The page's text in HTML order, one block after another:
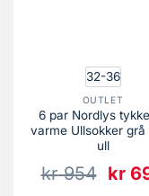
32-36
OUTLET
6 par Nordlys
varme Ullsokker grå
ull
kr954 kr